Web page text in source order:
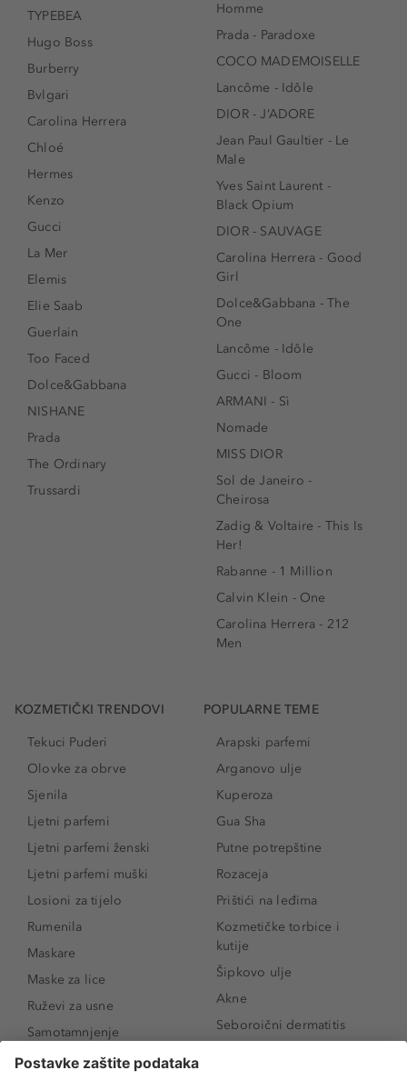
TYPEBEA
Hugo Boss
Burberry
Bvlgari
Carolina Herrera
Chloé
Hermes
Kenzo
Gucci
La Mer
Elemis
Elie Saab
Guerlain
Too Faced
Dolce&Gabbana
NISHANE
Prada
The Ordinary
Trussardi
Homme
Prada - Paradoxe
COCO MADEMOISELLE
Lancôme - Idôle
DIOR - J’ADORE
Jean Paul Gaultier - Le
Male
Yves Saint Laurent -
Black Opium
DIOR - SAUVAGE
Carolina Herrera - Good
Girl
Dolce&Gabbana - The
One
Lancôme - Idôle
Gucci - Bloom
ARMANI - Sì
Nomade
MISS DIOR
Sol de Janeiro -
Cheirosa
Zadig & Voltaire - This Is
Her!
Rabanne - 1 Million
Calvin Klein - One
Carolina Herrera - 212
Men
KOZMETIČKI TRENDOVI
Tekuci Puderi
Olovke za obrve
Sjenila
Ljetni parfemi
Ljetni parfemi ženski
Ljetni parfemi muški
Losioni za tijelo
Rumenila
Maskare
Maske za lice
Ruževi za usne
Samotamnjenje
Puderi
POPULARNE TEME
Arapski parfemi
Arganovo ulje
Kuperoza
Gua Sha
Putne potrepštine
Rozaceja
Prištići na leđima
Kozmetičke torbice i
kutije
Šipkovo ulje
Akne
Seboroični dermatitis